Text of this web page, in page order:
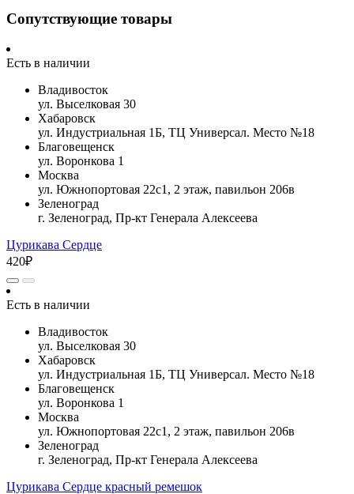
Сопутствующие товары
Есть в наличии
Владивосток
ул. Выселковая 30
Хабаровск
ул. Индустриальная 1Б, ТЦ Универсал. Место №18
Благовещенск
ул. Воронкова 1
Москва
ул. Южнопортовая 22с1, 2 этаж, павильон 206в
Зеленоград
г. Зеленоград, Пр-кт Генерала Алексеева
Цурикава Сердце
420₽
Есть в наличии
Владивосток
ул. Выселковая 30
Хабаровск
ул. Индустриальная 1Б, ТЦ Универсал. Место №18
Благовещенск
ул. Воронкова 1
Москва
ул. Южнопортовая 22с1, 2 этаж, павильон 206в
Зеленоград
г. Зеленоград, Пр-кт Генерала Алексеева
Цурикава Сердце красный ремешок